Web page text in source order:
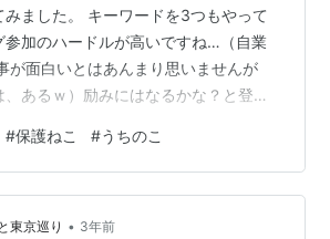
みました。 キーワードを3つもやって
参加のハードルが高いですね…（自業
が面白いとはあんまり思いませんが
、あるｗ）励みにはなるかな？と登録
わりにバナーを張っておきますので
たします。 今までよく意味がわかって
登録させて頂いている皆さんにもポチ
たがこれからはわたしも積極的に押
#保護ねこ #うちのこ
東京巡り • 3年前